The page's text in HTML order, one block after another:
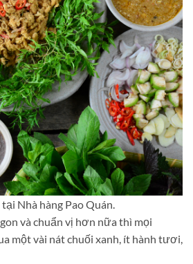
Nhà hàng Pao Quán.
và chuẩn vị hơn nữa thì mọi
một vài nát chuối xanh, ít hành tươi,